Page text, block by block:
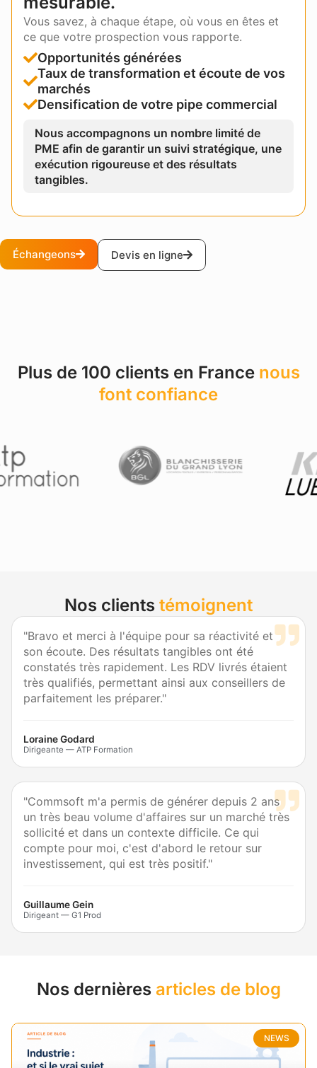
Vous savez, à chaque étape, où vous en êtes et
ce que votre prospection vous rapporte.
Opportunités générées
Taux de transformation et écoute de vos
marchés
Densification de votre pipe commercial
Nous accompagnons un nombre limité de
PME afin de garantir un suivi stratégique, une
exécution rigoureuse et des résultats
tangibles.
Échangeons Devis en ligne
Plus de 100 clients en France nous
font confiance
Nos clients témoignent
"Bravo et merci à l'équipe pour sa réactivité et
son écoute. Des résultats tangibles ont été
constatés très rapidement. Les RDV livrés étaient
très qualifiés, permettant ainsi aux conseillers de
parfaitement les préparer."
Loraine Godard
Dirigeante — ATP Formation
"Commsoft m'a permis de générer depuis 2 ans
un très beau volume d'affaires sur un marché très
sollicité et dans un contexte difficile. Ce qui
compte pour moi, c'est d'abord le retour sur
investissement, qui est très positif."
Guillaume Gein
Dirigeant — G1 Prod
Nos dernières articles de blog​
NEWS